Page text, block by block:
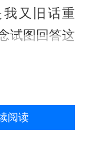
又旧话重
试图回答这
阅读